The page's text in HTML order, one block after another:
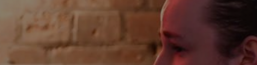
Hunan Arlwyo
Carafanau a Gwersylla
Rhagor o Leoedd